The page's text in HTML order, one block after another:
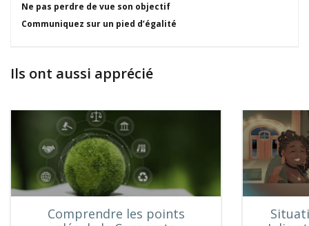
Ne pas perdre de vue son objectif
Communiquez sur un pied d’égalité
Ils ont aussi apprécié
Comprendre les points